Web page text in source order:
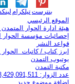
تيلكرامبنترست
الموقع الرئيسي
هيئة ادارة الحوار المتمدن
إحصائيات مؤسسة الحوار
قواعد النشر
ابرز كتاب / كاتبات
يوتيوب التمدن
مكتبة التمدن
عدد الزوار: 3,429,091,511
اضافة موضوع جديد